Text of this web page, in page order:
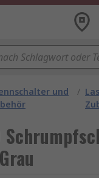
und
/